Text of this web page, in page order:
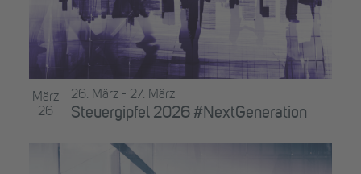
März
26
Steuergipfel 2026 #NextGeneration
26. März - 27. März